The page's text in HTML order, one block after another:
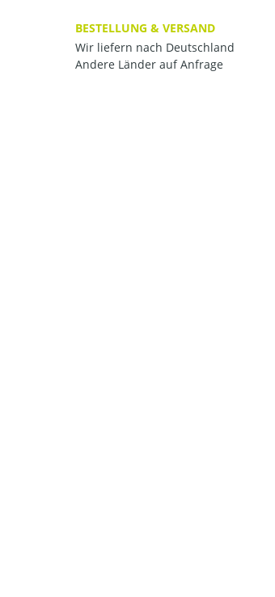
BESTELLUNG & VERSAND
Wir liefern nach Deutschland
Andere Länder auf Anfrage